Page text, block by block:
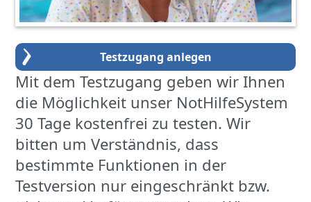
Testzugang anlegen
Mit dem Testzugang geben wir Ihnen
die Möglichkeit unser NotHilfeSystem
30 Tage kostenfrei zu testen. Wir
bitten um Verständnis, dass
bestimmte Funktionen in der
Testversion nur eingeschränkt bzw.